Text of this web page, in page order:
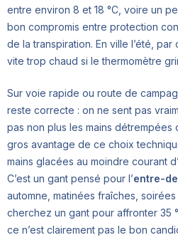
entre environ 8 et 18 °C, voire un
bon compromis entre protection
de la transpiration. En ville l’été,
vite trop chaud si le thermomètre
Sur voie rapide ou route de
reste correcte : on ne sent pas
pas non plus les mains détrempées
gros avantage de ce choix
mains glacées au moindre courant
C’est un gant pensé pour l’entre-
automne, matinées fraîches,
cherchez un gant pour affronter 35
ce n’est clairement pas le bon